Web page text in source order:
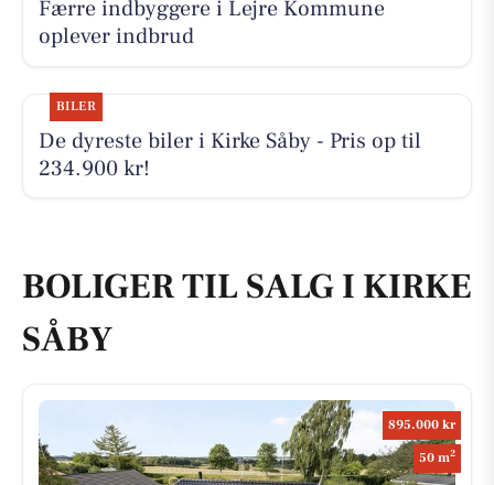
Færre indbyggere i Lejre Kommune
oplever indbrud
BILER
De dyreste biler i Kirke Såby - Pris op til
234.900 kr!
BOLIGER TIL SALG I KIRKE
SÅBY
895.000 kr
50 m2